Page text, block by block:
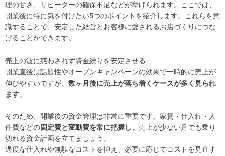
理の甘さ、リピーターの確保不足などが挙げられます。ここでは、
開業後に特に気を付けたい5つのポイントを紹介します。これらを意
識することで、安定した経営とお客様に愛されるお店づくりにつな
げることができます。
売上の波に惑わされず資金繰りを安定させる
開業直後は話題性やオープンキャンペーンの効果で一時的に売上が
伸びやすいですが、 数ヶ月後に売上が落ち着くケースが多く見られ
ます。
そのため、開業後の資金管理は非常に重要です。家賃・仕入れ・人
件費などの固定費と変動費を常に把握し、 売上が少ない月でも乗り
切れる資金計画を立てましょう。
過度な仕入れや無駄なコストを抑え、必要に応じてコストを見直す